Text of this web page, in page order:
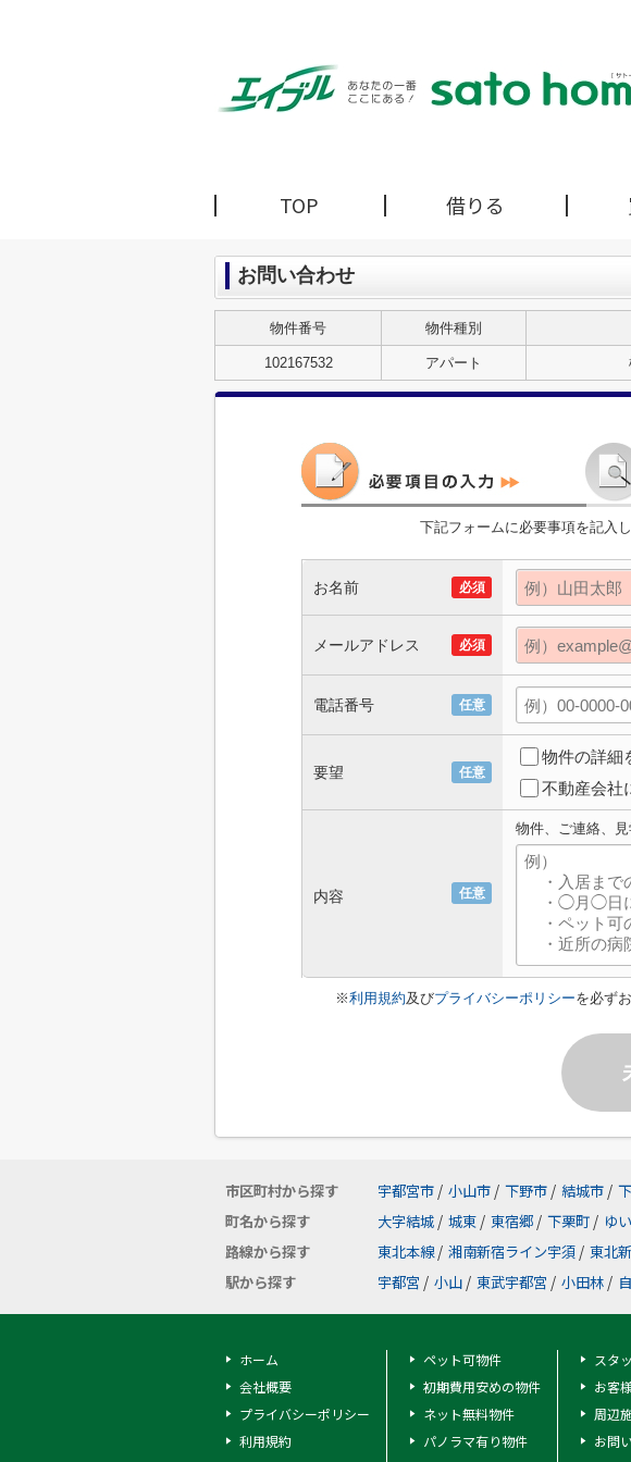
TOP 借りる
お問い合わせ
物件番号 物件種別
102167532 アパート
下記フォームに必要事項を記入
お名前 必須
メールアドレス 必須
電話番号 任意
要望 任意
物件の詳細
不動産会社
内容 任意
物件、ご連絡、
※利用規約及びプライバシーポリシーを必ず
市区町村から探す 宇都宮市 / 小山市 / 下野市 / 結城市 /
町名から探す
大字結城 / 城東 / 東宿郷 / 下栗町 / ゆ
路線から探す
東北本線 / 湘南新宿ライン宇須 / 東北
駅から探す
宇都宮 / 小山 / 東武宇都宮 / 小田林 /
ホーム
会社概要
プライバシーポリシー
利用規約
ペット可物件
初期費用安めの物件
ネット無料物件
パノラマ有り物件
スタ
お客
周辺
お問